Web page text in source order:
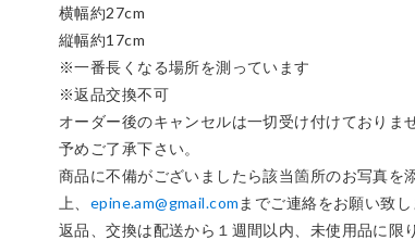
横幅約27cm
縦幅約17cm
※一番長くなる場所を測っています
※返品交換不可
オーダー後のキャンセルは一切受け付けておりま
予めご了承下さい。
商品に不備がございましたら該当箇所のお写真を
上、 epine.am@gmail.com までご連絡をお願い致し
返品、交換は配送から１週間以内、未使用品に限